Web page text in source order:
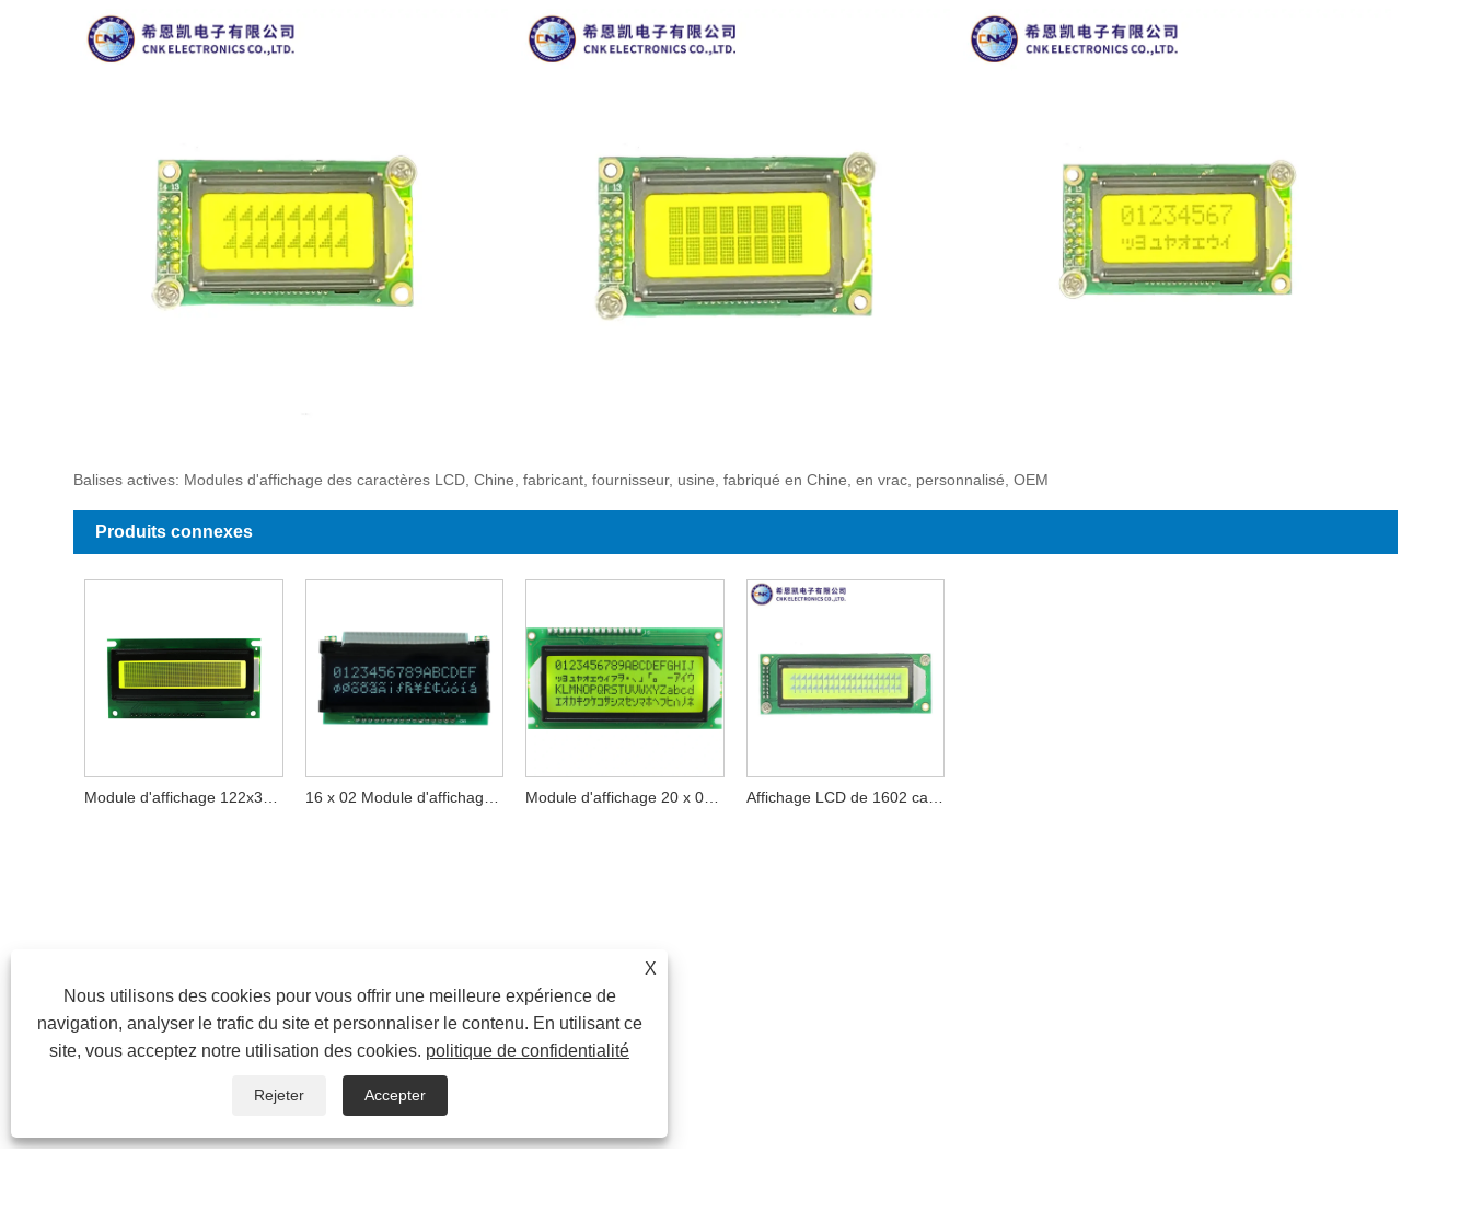
Balises actives: Modules d'affichage des caractères LCD, Chine, fabricant, fournisseur, usine, fabriqué en Chine, en vrac, personnalisé, OEM
Produits connexes
X
Nous utilisons des cookies pour vous offrir une meilleure expérience de
navigation, analyser le trafic du site et personnaliser le contenu. En utilisant ce
site, vous acceptez notre utilisation des cookies. politique de confidentialité
Rejeter Accepter